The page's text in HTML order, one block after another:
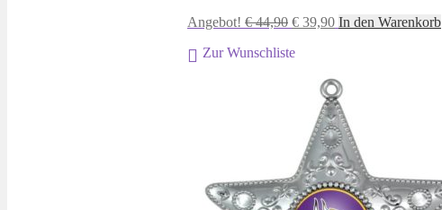
Angebot! €44,90 Ursprünglicher
war:
€ 39,90Aktueller
In den Warenkorb
Zur Wunschliste